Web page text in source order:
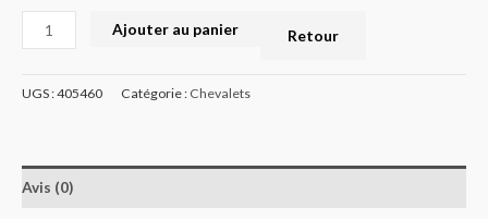
Ajouter au panier Retour
UGS :405460 Catégorie : Chevalets
Avis (0)